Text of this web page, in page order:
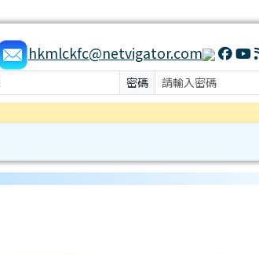
hkmlckfc@netvigator.com
密碼